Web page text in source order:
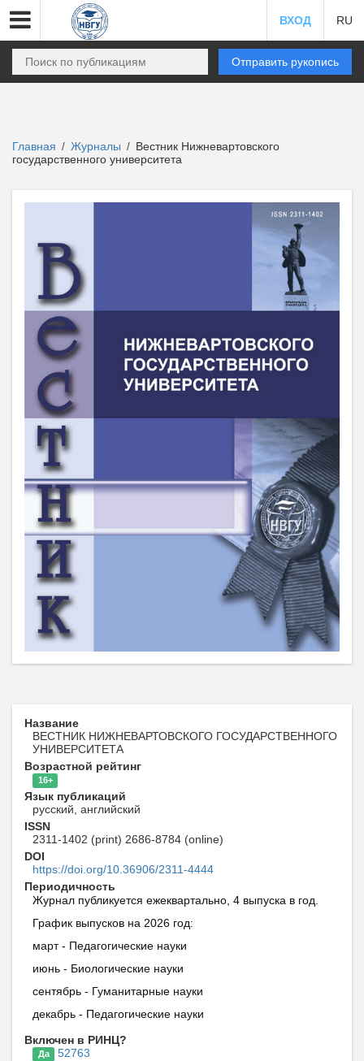
ВХОД RU
Отправить рукопись
Главная / Журналы / Вестник Нижневартовского
государственного университета
Название
ВЕСТНИК НИЖНЕВАРТОВСКОГО ГОСУДАРСТВЕННОГО
УНИВЕРСИТЕТА
Возрастной рейтинг
16+
Язык публикаций
русский, английский
ISSN
2311-1402 (print) 2686-8784 (online)
DOI
https://doi.org/10.36906/2311-4444
Периодичность
Журнал публикуется ежеквартально, 4 выпуска в год.
График выпусков на 2026 год:
март - Педагогические науки
июнь - Биологические науки
сентябрь - Гуманитарные науки
декабрь - Педагогические науки
Включен в РИНЦ?
Да
52763